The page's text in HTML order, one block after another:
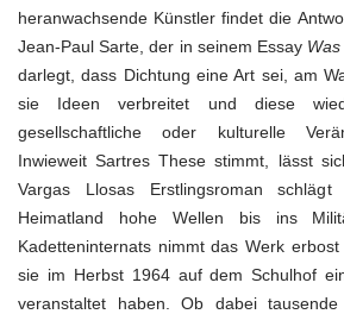
heranwachsende Künstler findet die
Jean-Paul Sarte, der in seinem Essay
darlegt, dass Dichtung eine Art sei, am
sie Ideen verbreitet und diese
gesellschaftliche oder kulturelle
Inwieweit Sartres These stimmt, lässt
Vargas Llosas Erstlingsroman
Heimatland hohe Wellen bis ins
Kadetteninternats nimmt das Werk
sie im Herbst 1964 auf dem Schulhof
veranstaltet haben. Ob dabei tausende